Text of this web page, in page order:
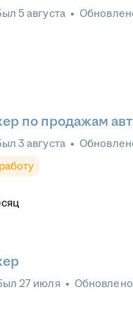
5 августа •
по продажам
3 августа •
27 июля • Обновлено